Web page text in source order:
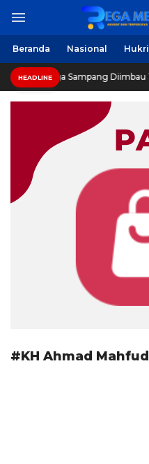
Berita
Beranda Nasional
HEADLINE
Warga Sampang Diimbau Tak
#KH Ahmad Mahfud